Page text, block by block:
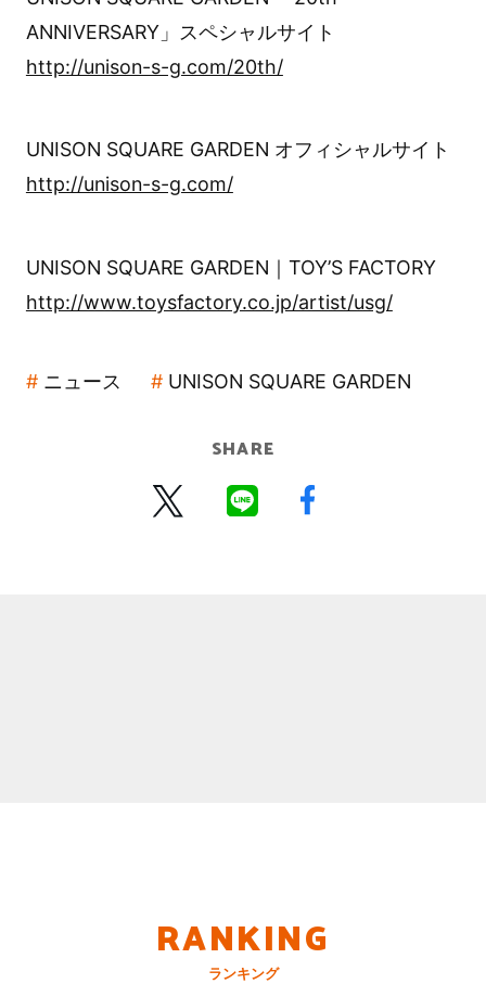
ANNIVERSARY」スペシャルサイト
http://unison-s-g.com/20th/
UNISON SQUARE GARDEN オフィシャルサイト
http://unison-s-g.com/
UNISON SQUARE GARDEN｜TOY’S FACTORY
http://www.toysfactory.co.jp/artist/usg/
ニュース UNISON SQUARE GARDEN
SHARE
RANKING
ランキング